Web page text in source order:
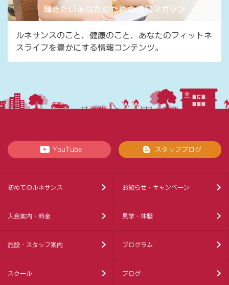
ルネサンスのこと、健康のこと、あなたのフィットネ
スライフを豊かにする情報コンテンツ。
YouTube スタッフブログ
初めてのルネサンス お知らせ・キャンペーン
入会案内・料金 見学・体験
施設・スタッフ案内 プログラム
スクール ブログ